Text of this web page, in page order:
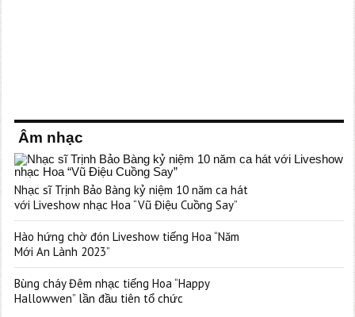
Âm nhạc
Nhạc sĩ Trịnh Bảo Bàng kỷ niệm 10 năm ca hát
với Liveshow nhạc Hoa “Vũ Điệu Cuồng Say”
Hào hứng chờ đón Liveshow tiếng Hoa “Năm
Mới An Lành 2023”
Bùng cháy Đêm nhạc tiếng Hoa “Happy
Hallowwen” lần đầu tiên tổ chức